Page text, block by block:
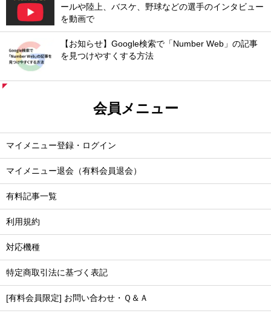
ールや陸上、バスケ、野球などの選手のインタビュー
を動画で
【お知らせ】Google検索で「Number Web」の記事
を見つけやすくする方法
会員メニュー
マイメニュー登録・ログイン
マイメニュー退会（有料会員退会）
有料記事一覧
利用規約
対応機種
特定商取引法に基づく表記
[有料会員限定] お問い合わせ・Ｑ＆Ａ